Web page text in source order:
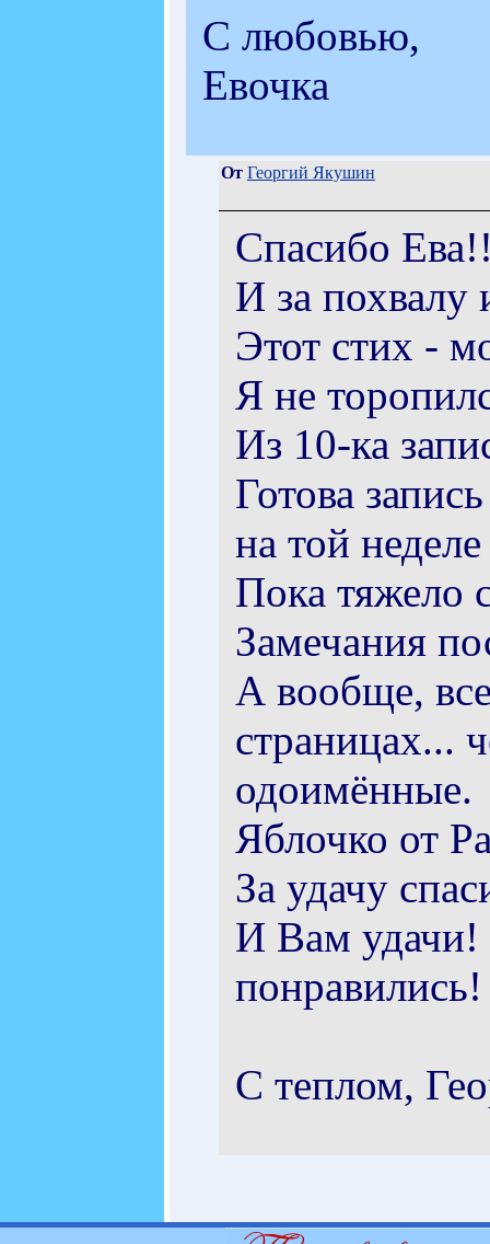
С любовью,
Евочка
От Георгий Якушин
Спасибо
И за похвалу
Этот стих -
Я не
Из 10-ка
Готова
на той
Пока тяжело
Замечания
А вообще,
страницах...
одоимённые.
Яблочко от
За удачу
И Вам
понравились!
С теплом,